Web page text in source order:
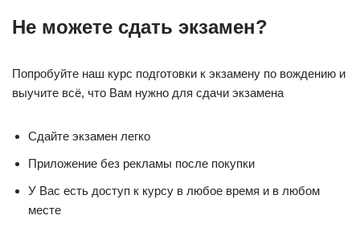
Не можете сдать экзамен?
Попробуйте наш курс подготовки к экзамену по вождению и
выучите всё, что Вам нужно для сдачи экзамена
Сдайте экзамен легко
Приложение без рекламы после покупки
У Вас есть доступ к курсу в любое время и в любом
месте